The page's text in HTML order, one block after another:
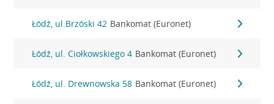
Łódź, ul.Brzóski 42 Bankomat (Euronet)
Łódź, ul. Ciołkowskiego 4 Bankomat (Euronet)
Łódź, ul. Drewnowska 58 Bankomat (Euronet)